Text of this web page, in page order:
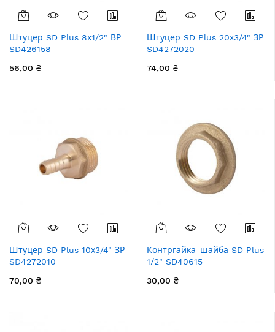
Штуцер SD Plus 8х1/2" ВР
SD426158
56,00 ₴
Штуцер SD Plus 20х3/4" ЗР
SD4272020
74,00 ₴
Штуцер SD Plus 10х3/4" ЗР
SD4272010
70,00 ₴
Контргайка-шайба SD Plus
1/2" SD40615
30,00 ₴